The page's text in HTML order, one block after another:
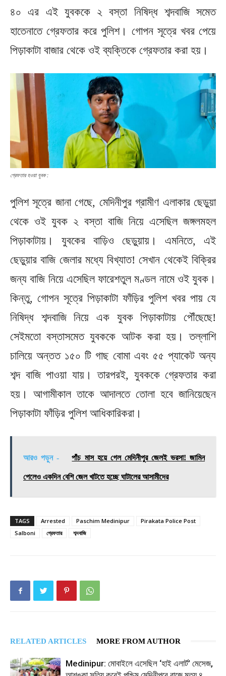
৪০ এর এই যুবককে ২ বস্তা নিষিদ্ধ শব্দবাজি সমেত
হাতেনাতে গ্রেফতার করে পুলিশ। গোপন সূত্রে খবর পেয়ে
পিড়াকাটা বাজার থেকে ওই ব্যক্তিকে গ্রেফতার করা হয়।
গ্রেফতার হওয়া যুবক :
পুলিশ সূত্রে জানা গেছে, মেদিনীপুর গ্রামীণ এলাকার ছেড়ুয়া
থেকে ওই যুবক ২ বস্তা বাজি নিয়ে এসেছিল জঙ্গলমহল
পিড়াকাটায়। যুবকের বাড়িও ছেড়ুয়ায়। এমনিতে, এই
ছেড়ুয়ার বাজি জেলার মধ্যে বিখ্যাত! সেখান থেকেই বিক্রির
জন্য বাজি নিয়ে এসেছিল ফারেশতুল মণ্ডল নামে ওই যুবক।
কিন্তু, গোপন সূত্রে পিড়াকাটা ফাঁড়ির পুলিশ খবর পায় যে
নিষিদ্ধ শব্দবাজি নিয়ে এক যুবক পিড়াকাটায় পৌঁছেছে!
সেইমতো বস্তাসমেত যুবককে আটক করা হয়। তল্লাশি
চালিয়ে অন্তত ১৫০ টি গাছ বোমা এবং ৫৫ প্যাকেট অন্য
শব্দ বাজি পাওয়া যায়। তারপরই, যুবককে গ্রেফতার করা
হয়। আগামীকাল তাকে আদালতে তোলা হবে জানিয়েছেন
পিড়াকাটা ফাঁড়ির পুলিশ আধিকারিকরা।
আরও পড়ুন - পাঁচ মাস হয়ে গেল মেদিনীপুর জেলই ভরসা! জামিন
পেলেও একদিন বেশি জেল খাটতে হচ্ছে ঘাটালের আসামীদের
TAGS Arrested Paschim Medinipur
Pirakata Police Post
Salboni
গ্রেফতার শব্দবাজি
RELATED ARTICLES MORE FROM AUTHOR
Medinipur: মোবাইলে এসেছিল ‘হাই এলার্ট’ মেসেজ,